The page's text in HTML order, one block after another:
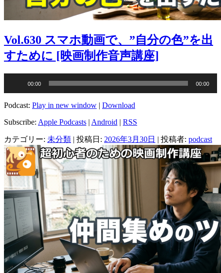
Vol.630 スマホ動画で、”自分の色”を出
すために [映画制作音声講座]
レ
ー
ー
00:00 00:00
Podcast: Play in new window | Download
Subscribe: Apple Podcasts | Android | RSS
カテゴリー: 未分類 | 投稿日: 2026年3月30日 | 投稿者: podcast